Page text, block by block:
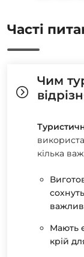
Часті
Чим
кілька
Мають
крій